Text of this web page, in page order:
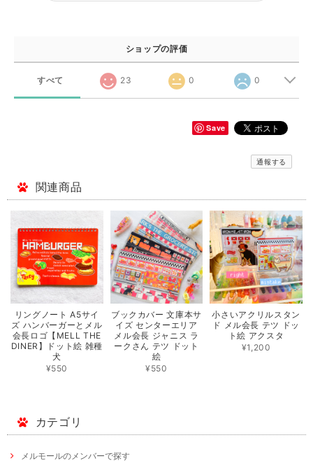
ショップの評価
すべて 23 0 0
Save
通報する
関連商品
リングノート A5サイ
ズ ハンバーガーとメル
会長ロゴ【MELL THE
DINER】ドット絵 雑種
犬
¥550
ブックカバー 文庫本サ
イズ センターエリア
メル会長 ジャニス ラ
ークさん テツ ドット
絵
¥550
小さいアクリルスタン
ド メル会長 テツ ドッ
ト絵 アクスタ
¥1,200
カテゴリ
メルモールのメンバーで探す